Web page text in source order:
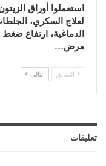
استعملوا أوراق
لعلاج السكري،
الدماغية، ارتفاع ضغط
مرض…
السابق التالي
تعليقات